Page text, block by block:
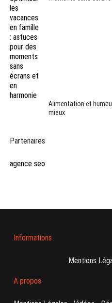
Alimentation et
mieux
Partenaires
agence seo
Informations
Mentions
A propos